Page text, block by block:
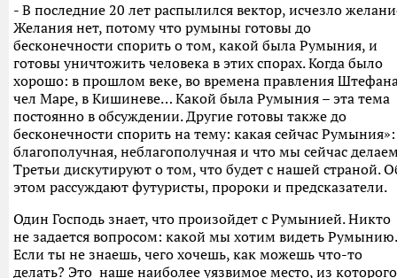
- В последние 20 лет распылился вектор, исчезло
Желания нет, потому что румыны готовы до
бесконечности спорить о том, какой была Румыния, и
готовы уничтожить человека в этих спорах. Когда было
хорошо: в прошлом веке, во времена правления
чел Маре, в Кишиневе… Какой была Румыния – эта тема
постоянно в обсуждении. Другие готовы также до
бесконечности спорить на тему: какая сейчас Румыния»:
благополучная, неблагополучная и что мы сейчас
Третьи дискутируют о том, что будет с нашей страной.
этом рассуждают футуристы, пророки и предсказатели.
Один Господь знает, что произойдет с Румынией. Никто
не задается вопросом: какой мы хотим видеть Румынию.
Если ты не знаешь, чего хочешь, как можешь что-то
делать? Это наше наиболее уязвимое место, из которого